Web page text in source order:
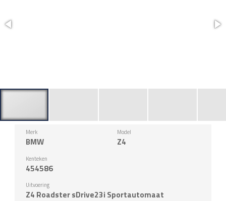
Merk
BMW
Model
Z4
Kenteken
454586
Uitvoering
Z4 Roadster sDrive23i Sportautomaat